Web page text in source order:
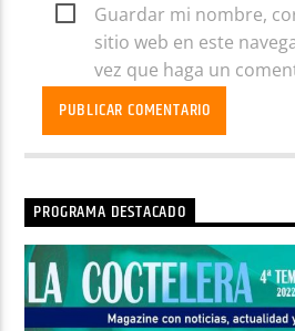
Guardar mi nombre,
sitio web en este
vez que haga un
PROGRAMA DESTACADO